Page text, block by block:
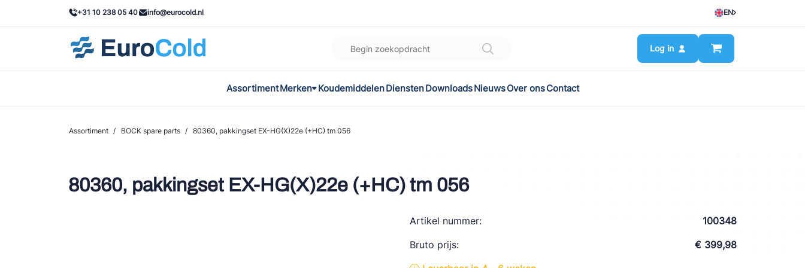
+31 10 238 05 40 info@eurocold.nl EN
Log in
AssortimentMerken
Castel
AWA
KoudemiddelenDienstenDownloadsNieuwsOver onsContact
Assortiment / BOCK spare parts / 80360, pakkingset EX-HG(X)22e (+HC) tm 056
80360, pakkingset EX-HG(X)22e (+HC) tm 056
Artikel nummer:
100348
Bruto prijs:
€ 399,98